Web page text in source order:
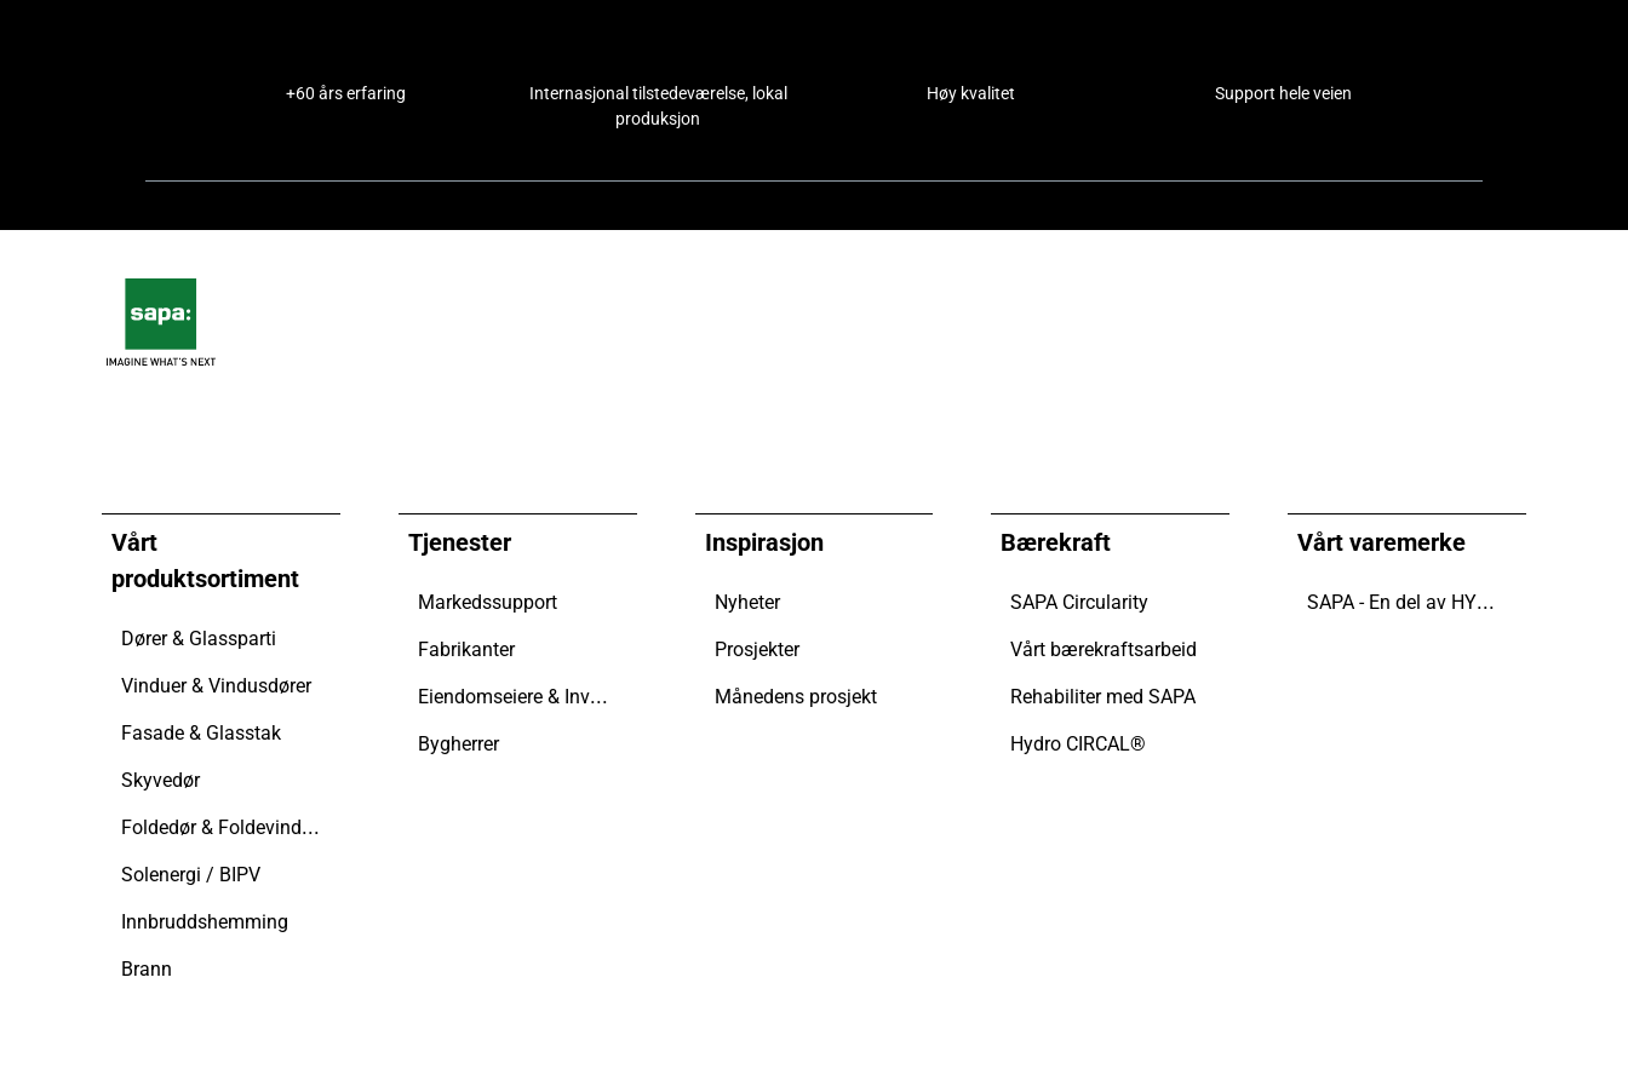
+60 års erfaring
Internasjonal tilstedeværelse, lokal
produksjon
Høy kvalitet Support hele veien
Vårt
produktsortiment
Dører & Glassparti
Vinduer & Vindusdører
Fasade & Glasstak
Skyvedør
Foldedør & Foldevindusdør
Solenergi / BIPV
Innbruddshemming
Brann
Tjenester
Markedssupport
Fabrikanter
Eiendoms­eiere & Investorer
Bygherrer
Inspirasjon
Nyheter
Prosjekter
Månedens prosjekt
Bærekraft
SAPA Circularity
Vårt bærekraftsarbeid
Rehabiliter med SAPA
Hydro CIRCAL®
Vårt varemerke
SAPA - En del av HYDRO